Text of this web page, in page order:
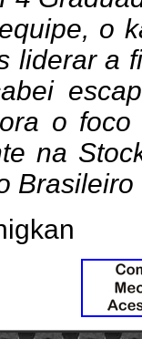
o
liderar a
o
na